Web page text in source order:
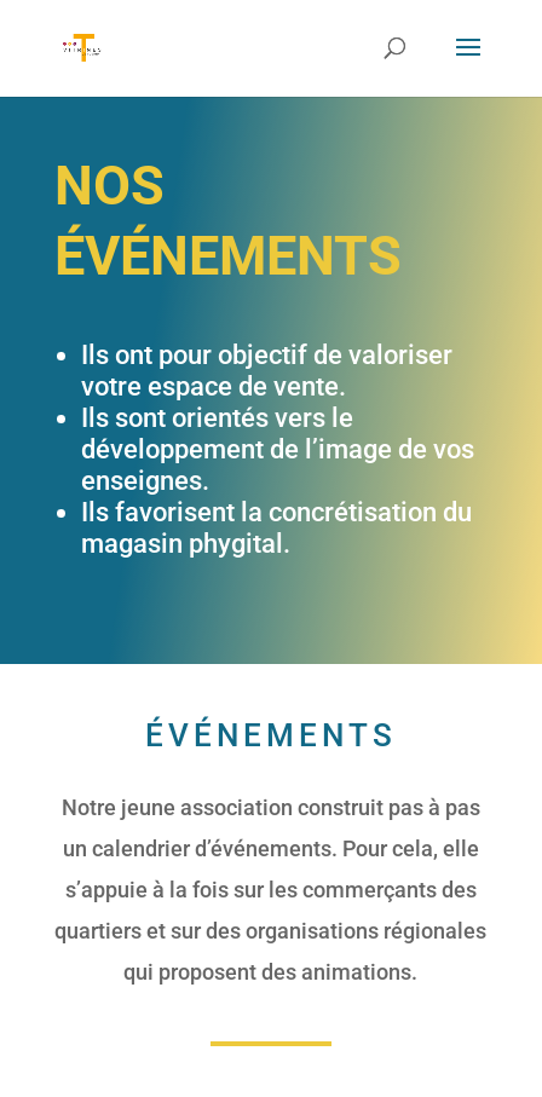
NOS
ÉVÉNEMENTS
Ils ont pour objectif de valoriser
votre espace de vente.
Ils sont orientés vers le
développement de l’image de vos
enseignes.
Ils favorisent la concrétisation du
magasin phygital.
ÉVÉNEMENTS
Notre jeune association construit pas à pas
un calendrier d’événements. Pour cela, elle
s’appuie à la fois sur les commerçants des
quartiers et sur des organisations régionales
qui proposent des animations.